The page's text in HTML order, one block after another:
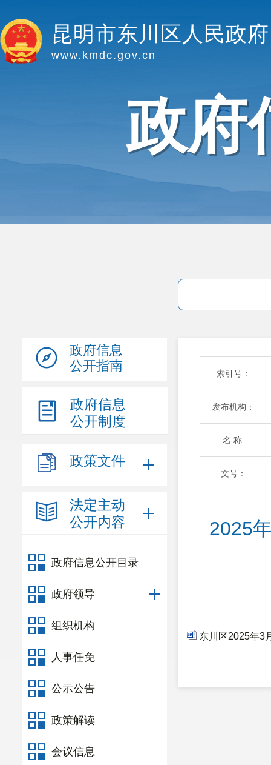
昆明市东川区人民政府
www.kmdc.gov.cn
政府
政府信息
公开指南
政府信息
公开制度
政策文件
法定主动
公开内容
政府信息公开目录
政府领导
组织机构
人事任免
公示公告
政策解读
会议信息
索引号：
发布机构：
名 称:
文号：
东川区2025年3